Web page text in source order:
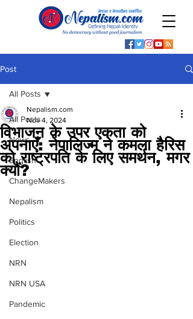
Post
All Posts
News
English
ChangeMakers
Nepalism
Politics
Election
NRN
NRN USA
Pandemic
All Posts
विभाजन के उपर एकता को
अपनाएँ: नेपालिज्म ने कमला हैरिस
को राष्ट्रपति के लिए समर्थन, मगर
क्यौं?
Nepalism.com
Nov 4, 2024